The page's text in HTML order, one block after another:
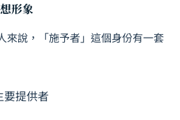
形象
來說，「施予者」這個身份有一套
要提供者